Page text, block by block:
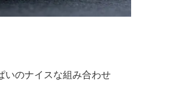
いのナイスな組み合わせ